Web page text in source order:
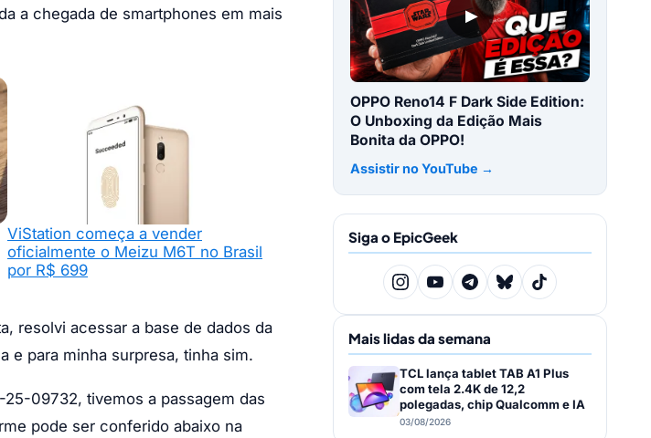
a chegada de smartphones em mais
ViStation começa a vender
oficialmente o Meizu M6T no Brasil
por R$ 699
resolvi acessar a base de dados da
e para minha surpresa, tinha sim.
09732, tivemos a passagem das
pode ser conferido abaixo na
▶
OPPO Reno14 F Dark Side Edition:
O Unboxing da Edição Mais
Bonita da OPPO!
Assistir no YouTube →
Siga o EpicGeek
Mais lidas da semana
TCL lança tablet TAB A1 Plus
com tela 2.4K de 12,2
polegadas, chip Qualcomm e IA
03/08/2026